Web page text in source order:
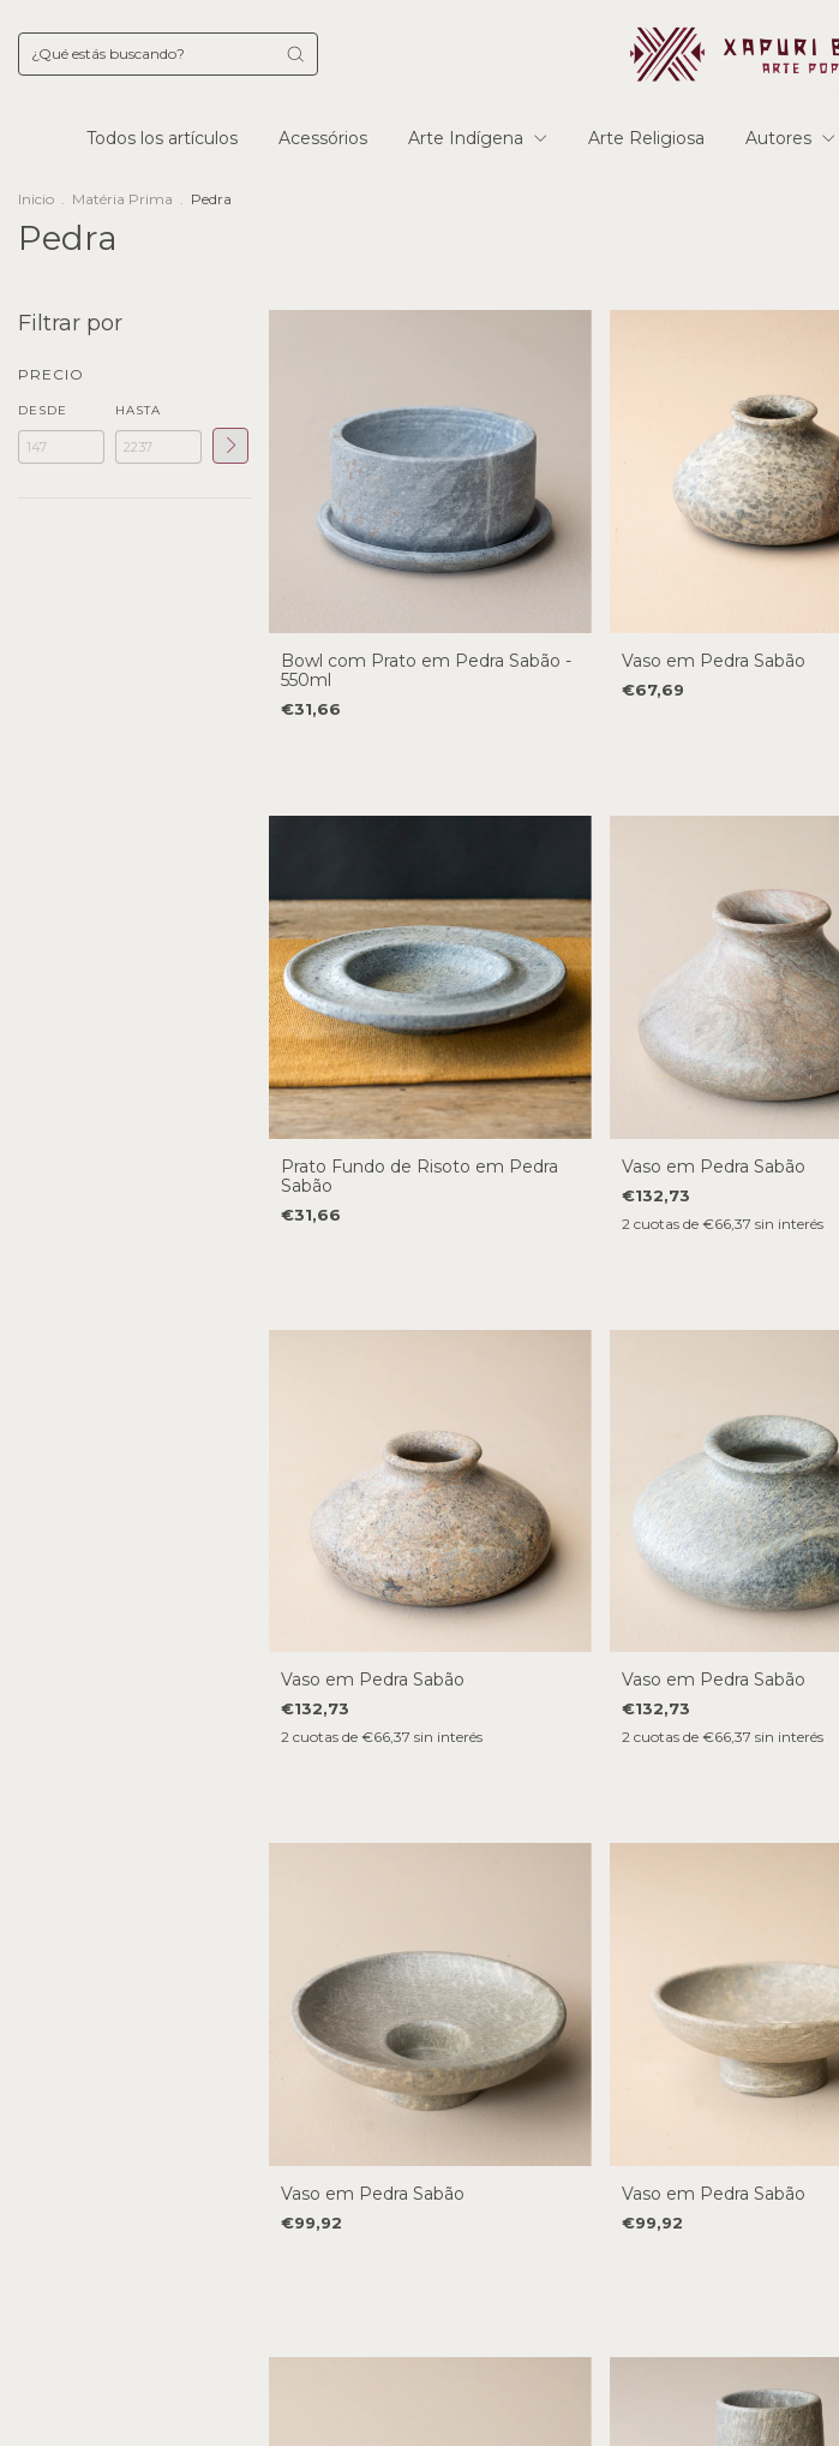
Todos los artículos Acessórios Arte Indígena Arte Religiosa Autores
Inicio . Matéria Prima . Pedra
Pedra
Filtrar por
PRECIO
DESDE HASTA
Bowl com Prato em Pedra Sabão -
550ml
€31,66
Vaso em Pedra Sabão
€67,69
Prato Fundo de Risoto em Pedra
Sabão
€31,66
Vaso em Pedra Sabão
€132,73
2 cuotas de €66,37 sin interés
Vaso em Pedra Sabão
€132,73
2 cuotas de €66,37 sin interés
Vaso em Pedra Sabão
€132,73
2 cuotas de €66,37 sin interés
Vaso em Pedra Sabão
€99,92
Vaso em Pedra Sabão
€99,92